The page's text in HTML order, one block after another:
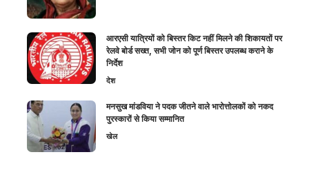
आरएसी यात्रियों को बिस्तर किट नहीं मिलने की शिकायतों पर
रेलवे बोर्ड सख्त, सभी जोन को पूर्ण बिस्तर उपलब्ध कराने के
निर्देश
देश
मनसुख मांडविया ने पदक जीतने वाले भारोत्तोलकों को नकद
पुरस्कारों से किया सम्मानित
खेल